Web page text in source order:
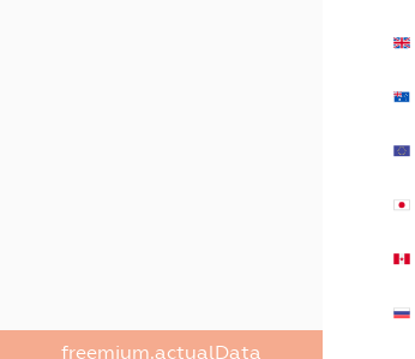
freemium.actualData